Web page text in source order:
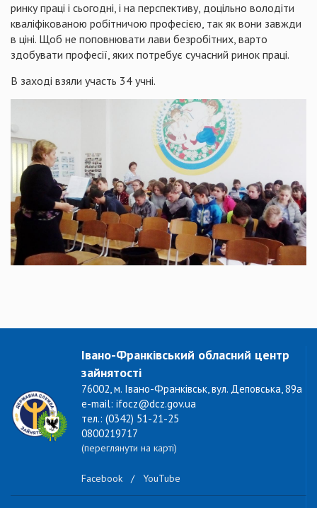
ринку праці і сьогодні, і на перспективу, доцільно володіти
кваліфікованою робітничою професією, так як вони завжди
в ціні. Щоб не поповнювати лави безробітних, варто
здобувати професії, яких потребує сучасний ринок праці.
В заході взяли участь 34 учні.
Івано-Франківський обласний центр
зайнятості
76002, м. Івано-Франківськ, вул. Деповська, 89а
e-mail: ifocz@dcz.gov.ua
тел.: (0342) 51-21-25
0800219717
(переглянути на карті)
Facebook / YouTube